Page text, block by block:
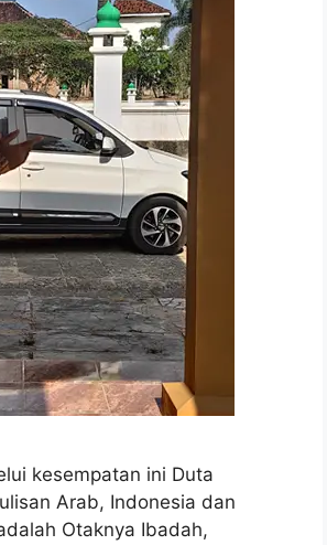
kesempatan ini Duta
Arab, Indonesia dan
Otaknya Ibadah,